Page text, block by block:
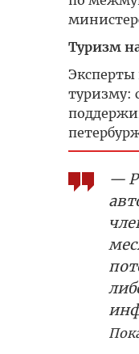
Туризм
Эксперты
туризму:
—